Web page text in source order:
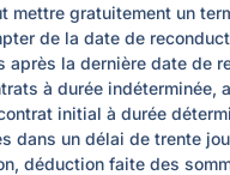
mettre gratuitement un
de la date de
après la dernière date de
à durée indéterminée,
initial à durée
dans un délai de trente
déduction faite des